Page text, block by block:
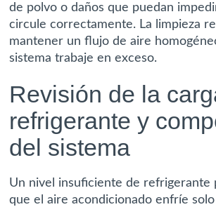
de polvo o daños que puedan
circule correctamente. La limpieza
mantener un flujo de aire
sistema trabaje en exceso.
Revisión de la
refrigerante y
del sistema
Un nivel insuficiente de refrigerante
que el aire acondicionado enfríe solo